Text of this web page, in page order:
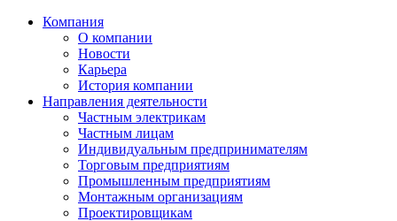
Компания
О компании
Новости
Карьера
История компании
Направления деятельности
Частным электрикам
Частным лицам
Индивидуальным предпринимателям
Торговым предприятиям
Промышленным предприятиям
Монтажным организациям
Проектировщикам